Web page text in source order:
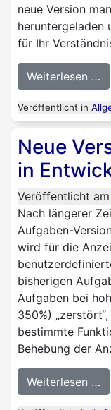
neue Version
heruntergeladen
für Ihr
Weiterlesen …
Veröffentlicht in
Neue
in
Veröffentlicht am
Nach längerer
Aufgaben-
wird für die
bisherigen
Aufgaben bei
350%)
bestimmte
Behebung der
Weiterlesen …